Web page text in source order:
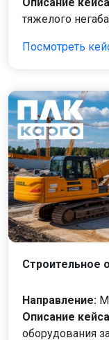
тяжелого
Посмотреть
Строительное
Направление:
Описание
оборудования